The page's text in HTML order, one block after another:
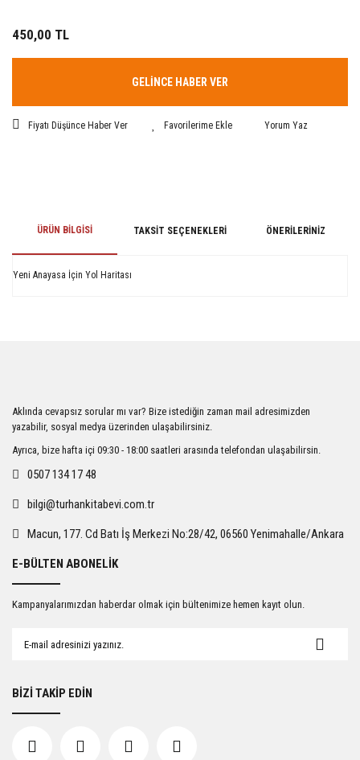
450,00 TL
GELİNCE HABER VER
Fiyatı Düşünce Haber Ver Yorum Yaz
ÜRÜN BILGISI TAKSIT SEÇENEKLERI ÖNERILERINIZ
Yeni Anayasa İçin Yol Haritası
Ürün açıklamasında eksik bilgiler bulunuyor.
Ürün bilgilerinde hatalar bulunuyor.
Ürün fiyatı diğer sitelerden daha pahalı.
Gönder
Aklında cevapsız sorular mı var? Bize istediğin zaman mail adresimizden
yazabilir, sosyal medya üzerinden ulaşabilirsiniz.
Ayrıca, bize hafta içi 09:30 - 18:00 saatleri arasında telefondan ulaşabilirsin.
0507 134 17 48
bilgi@turhankitabevi.com.tr
Macun, 177. Cd Batı İş Merkezi No:28/42, 06560 Yenimahalle/Ankara
E-BÜLTEN ABONELİK
Kampanyalarımızdan haberdar olmak için bültenimize hemen kayıt olun.
BİZİ TAKİP EDİN